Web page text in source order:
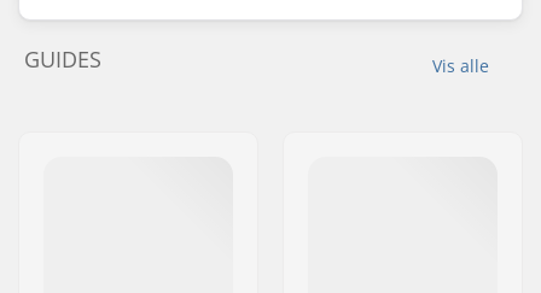
Vis alle
GUIDES